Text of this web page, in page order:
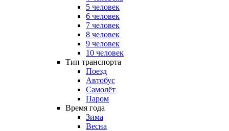
5 человек
6 человек
7 человек
8 человек
9 человек
10 человек
Тип транспорта
Поезд
Автобус
Самолёт
Паром
Время года
Зима
Весна